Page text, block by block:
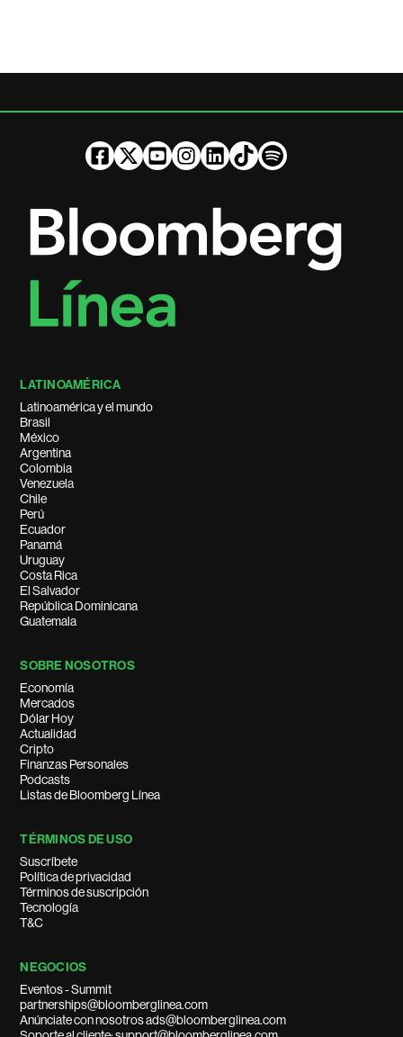
LATINOAMÉRICA
Latinoamérica y el mundo
Brasil
México
Argentina
Colombia
Venezuela
Chile
Perú
Ecuador
Panamá
Uruguay
Costa Rica
El Salvador
República Dominicana
Guatemala
SOBRE NOSOTROS
Economía
Mercados
Dólar Hoy
Actualidad
Cripto
Finanzas Personales
Podcasts
Listas de Bloomberg Línea
TÉRMINOS DE USO
Suscríbete
Política de privacidad
Términos de suscripción
Tecnología
T&C
NEGOCIOS
Eventos - Summit
partnerships@bloomberglinea.com
Anúnciate con nosotros ads@bloomberglinea.com